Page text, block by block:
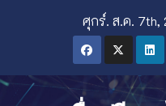
ศุกร์. ส.ค. 7th,